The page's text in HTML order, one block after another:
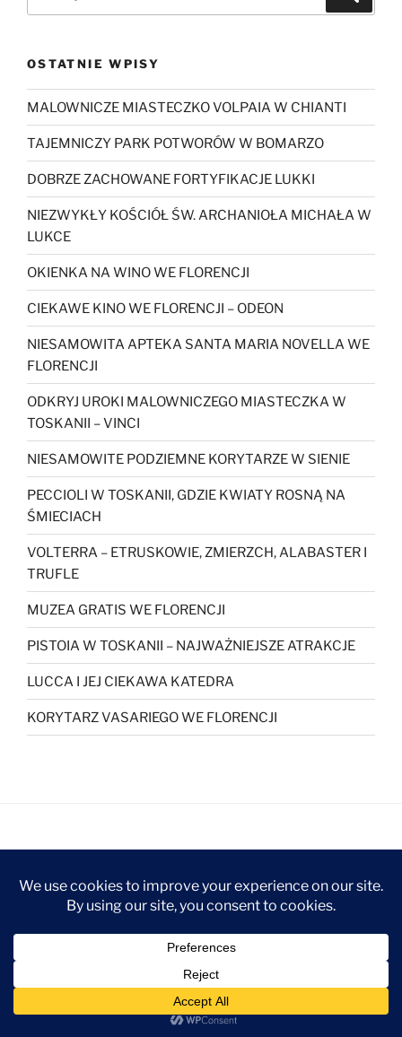
OSTATNIE WPISY
MALOWNICZE MIASTECZKO VOLPAIA W CHIANTI
TAJEMNICZY PARK POTWORÓW W BOMARZO
DOBRZE ZACHOWANE FORTYFIKACJE LUKKI
NIEZWYKŁY KOŚCIÓŁ ŚW. ARCHANIOŁA MICHAŁA W
LUKCE
OKIENKA NA WINO WE FLORENCJI
CIEKAWE KINO WE FLORENCJI – ODEON
NIESAMOWITA APTEKA SANTA MARIA NOVELLA WE
FLORENCJI
ODKRYJ UROKI MALOWNICZEGO MIASTECZKA W
TOSKANII – VINCI
NIESAMOWITE PODZIEMNE KORYTARZE W SIENIE
PECCIOLI W TOSKANII, GDZIE KWIATY ROSNĄ NA
ŚMIECIACH
VOLTERRA – ETRUSKOWIE, ZMIERZCH, ALABASTER I
TRUFLE
MUZEA GRATIS WE FLORENCJI
PISTOIA W TOSKANII – NAJWAŻNIEJSZE ATRAKCJE
LUCCA I JEJ CIEKAWA KATEDRA
KORYTARZ VASARIEGO WE FLORENCJI
Szukaj
Kategorie